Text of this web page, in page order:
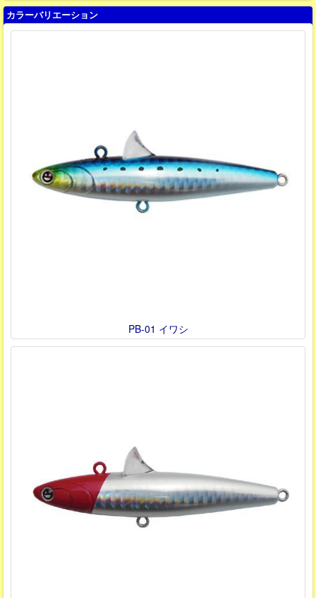
カラーバリエーション
PB-01 イワシ